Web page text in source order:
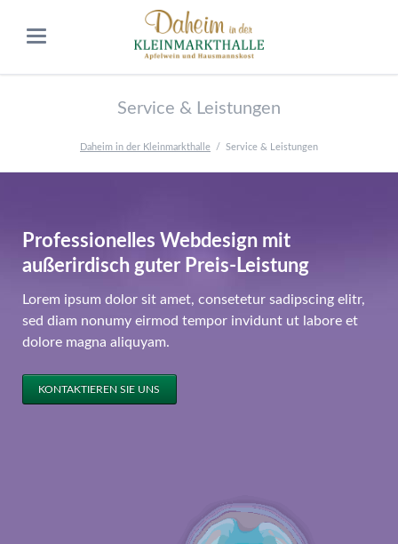
Service & Leistungen
Daheim in der Kleinmarkthalle Service & Leistungen
Professionelles Webdesign mit
außerirdisch guter Preis-Leistung
Lorem ipsum dolor sit amet, consetetur sadipscing elitr,
sed diam nonumy eirmod tempor invidunt ut labore et
dolore magna aliquyam.
KONTAKTIEREN SIE UNS